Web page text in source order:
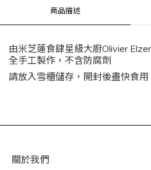
商品描述
由米芝蓮食肆星級大廚Olivier Elzer
全手工製作，不含防腐劑
請放入雪櫃儲存，開封後盡快食用
關於我們